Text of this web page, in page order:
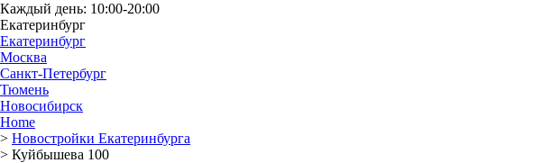
Каждый день: 10:00-20:00
Екатеринбург
Екатеринбург
Москва
Санкт-Петербург
Тюмень
Новосибирск
Home
> Новостройки Екатеринбурга
> Куйбышева 100